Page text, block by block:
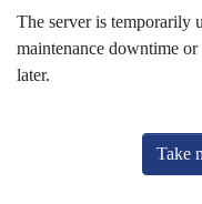
The server is temporarily
maintenance downtime
later.
Take